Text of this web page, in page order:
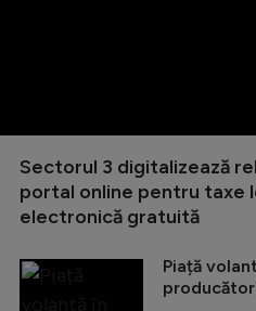
Sectorul 3 digitalizează
portal online pentru taxe
electronică gratuită
Piață